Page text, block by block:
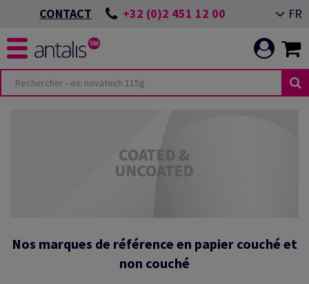
CONTACT +32 (0)2 451 12 00 FR
Nos marques de référence en papier couché et
non couché